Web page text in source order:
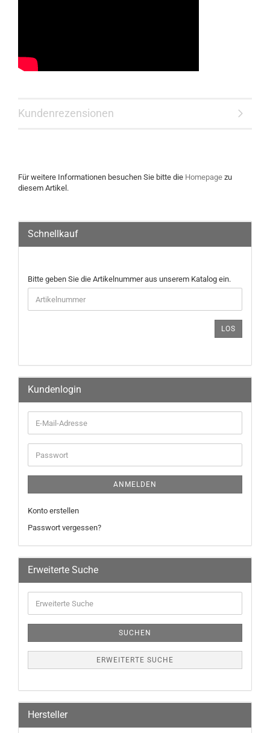
Kundenrezensionen
Für weitere Informationen besuchen Sie bitte die Homepage zu
diesem Artikel.
Schnellkauf
Bitte geben Sie die Artikelnummer aus unserem Katalog ein.
LOS
Kundenlogin
ANMELDEN
Konto erstellen
Passwort vergessen?
Erweiterte Suche
SUCHEN
ERWEITERTE SUCHE
Hersteller